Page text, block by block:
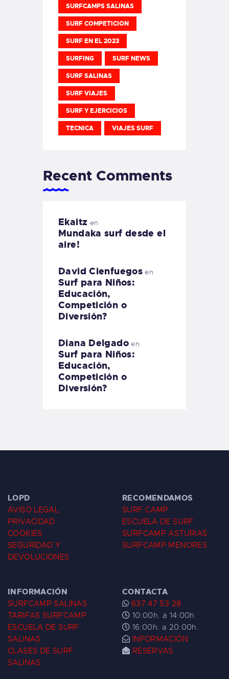
SURFCAMPS SALINAS
SURF COMPETICION
SURF EN EL 2023
SURFING SURF NEWS
SURF SALINAS
SURF VIAJES
SURF Y EJERCICIOS
TECNICA VIAJES SURF
Recent Comments
Ekaitz en
Mundaka surf desde el
aire!
David Cienfuegos en
Surf para Niños:
Educación,
Competición o
Diversión?
Diana Delgadoen
Surf para Niños:
Educación,
Competición o
Diversión?
LOPD
AVISO LEGAL
PRIVACIDAD
COOKIES
SEGURIDAD Y
DEVOLUCIONES
RECOMENDAMOS
SURF CAMP
ESCUELA DE SURF
SURFCAMP ASTURIAS
SURFCAMP MENORES
INFORMACIÓN
SURFCAMP SALINAS
TARIFAS SURFCAMP
ESCUELA DE SURF
SALINAS
CLASES DE SURF
SALINAS
CONTACTA
637 47 53 28
10:00h. a 14:00h.
16:00h. a 20:00h.
INFORMACIÓN
RESERVAS